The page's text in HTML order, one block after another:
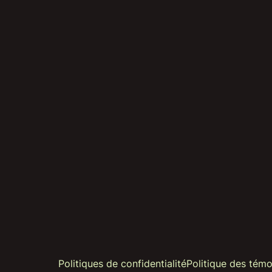
Politiques de confidentialitéPolitique des